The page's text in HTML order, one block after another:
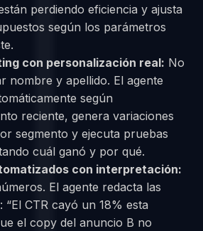
perdiendo eficiencia y ajusta
según los parámetros
con personalización real: No
nombre y apellido. El agente
según
reciente, genera variaciones
segmento y ejecuta pruebas
cuál ganó y por qué.
con interpretación:
El agente redacta las
“El CTR cayó un 18% esta
el copy del anuncio B no